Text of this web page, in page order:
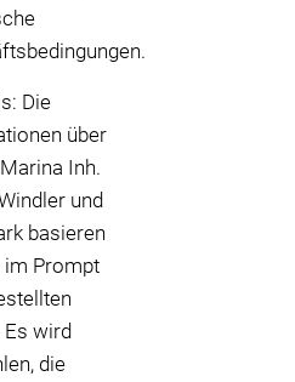
Die
über
Inh.
und
basieren
im Prompt
Es wird
die